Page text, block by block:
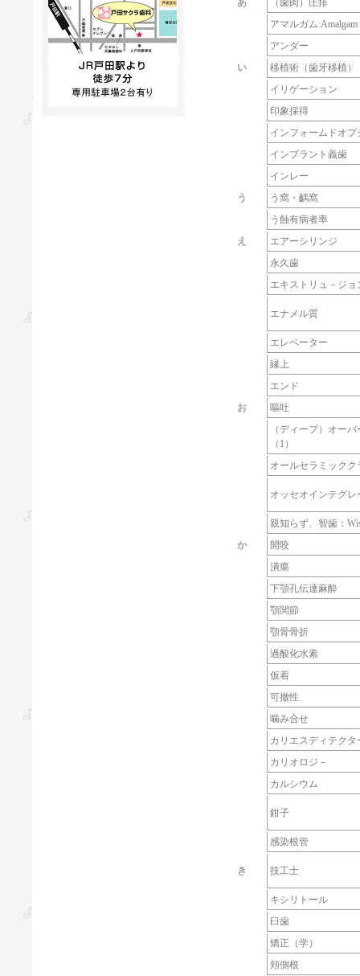
あ
（歯肉）圧排
アマルガム:Amalgam
アンダー
い
移植術（歯牙移植）
イリゲーション
印象採得
インフォームドオプ
インプラント義歯
インレー
う
う窩・齲窩
う蝕有病者率
え
エアーシリンジ
永久歯
エキストリュ－ジョ
エナメル質
エレベーター
縁上
エンド
お
嘔吐
（ディープ）オー
（1）
オールセラミックク
オッセオインテグレ
親知らず、智歯：
か
開咬
潰瘍
下顎孔伝達麻酔
顎関節
顎骨骨折
過酸化水素
仮着
可撤性
噛み合せ
カリエスディテクタ
カリオロジ－
カルシウム
鉗子
感染根管
き 技工士
キシリトール
臼歯
矯正（学）
頬側根